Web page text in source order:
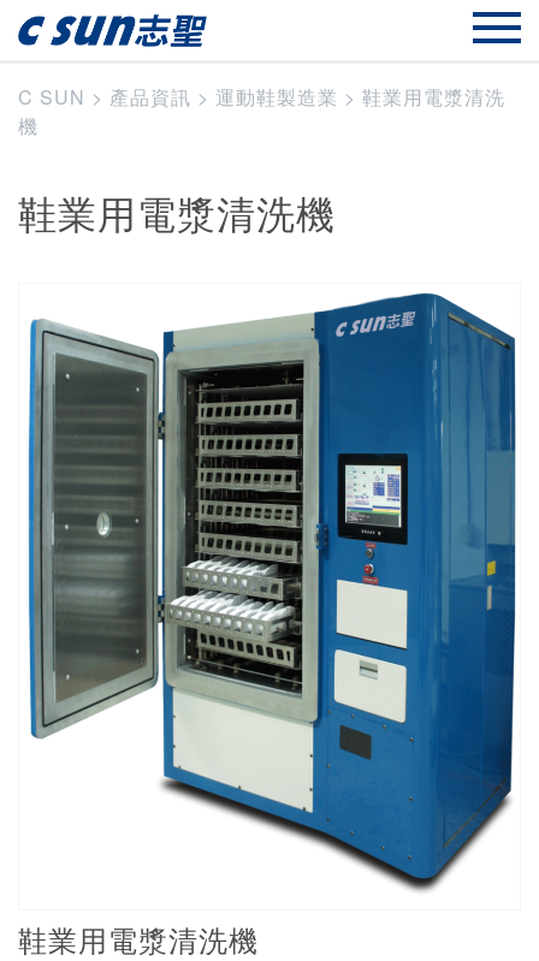
C SUN > 產品資訊 > 運動鞋製造業 > 鞋業用電漿清洗
機
鞋業用電漿清洗機
鞋業用電漿清洗機